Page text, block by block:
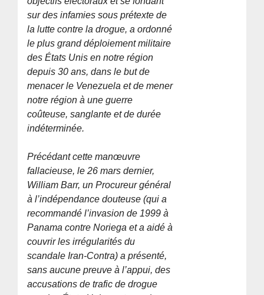
sur des infamies sous prétexte de
la lutte contre la drogue, a ordonné
le plus grand déploiement militaire
des États Unis en notre région
depuis 30 ans, dans le but de
menacer le Venezuela et de mener
notre région à une guerre
coûteuse, sanglante et de durée
indéterminée.
Précédant cette manœuvre
fallacieuse, le 26 mars dernier,
William Barr, un Procureur général
à l’indépendance douteuse (qui a
recommandé l’invasion de 1999 à
Panama contre Noriega et a aidé à
couvrir les irrégularités du
scandale Iran-Contra) a présenté,
sans aucune preuve à l’appui, des
accusations de trafic de drogue